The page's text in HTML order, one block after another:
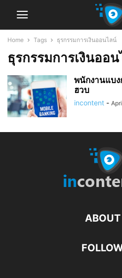
Home Tags ธุรกรรมการเงินออนไลน์
ธุรกรรมการเงินออ
พนักงานแบ
ฮวบ
incontent -